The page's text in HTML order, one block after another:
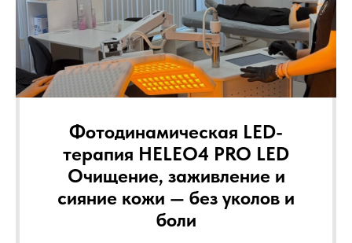
Фотодинамическая LED-
терапия HELEO4 PRO LED
Очищение, заживление и
сияние кожи — без уколов и
боли